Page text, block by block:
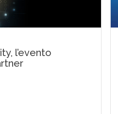
l’evento